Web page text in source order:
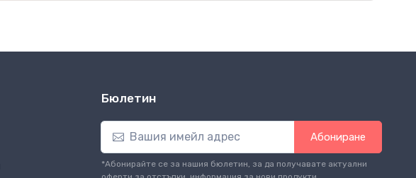
Бюлетин
Абониране
*Абонирайте се за нашия бюлетин, за да получавате актуални